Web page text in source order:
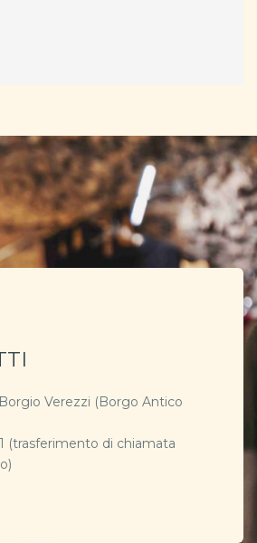
Verezzi (Borgo Antico
(trasferimento di chiamata